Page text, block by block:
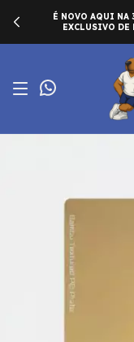
É NOVO AQUI NA
EXCLUSIVO DE